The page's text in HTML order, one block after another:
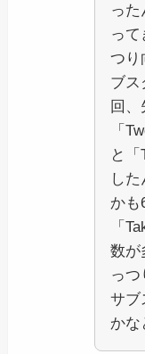
っ
っ
つり
ブス
回、
「
と
し
かも
「
数が
っ
サブ
かな